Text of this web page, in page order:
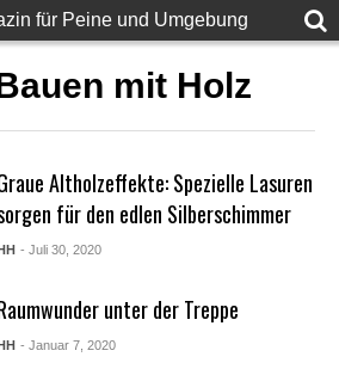
für Peine und Umgebung
mit Holz
Altholzeffekte: Spezielle Lasuren
für den edlen Silberschimmer
- Juli 30, 2020
unter der Treppe
- Januar 7, 2020